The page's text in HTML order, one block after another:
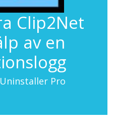
Clip2Net
av en
Pro